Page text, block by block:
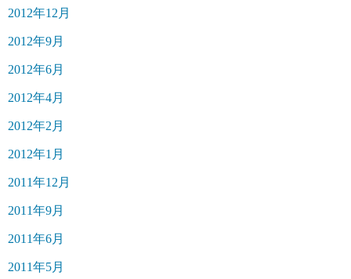
2012年12月
2012年9月
2012年6月
2012年4月
2012年2月
2012年1月
2011年12月
2011年9月
2011年6月
2011年5月